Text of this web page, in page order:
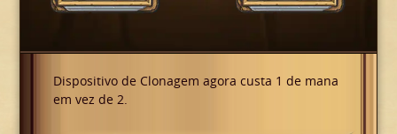
Dispositivo de Clonagem agora custa 1 de mana
em vez de 2.